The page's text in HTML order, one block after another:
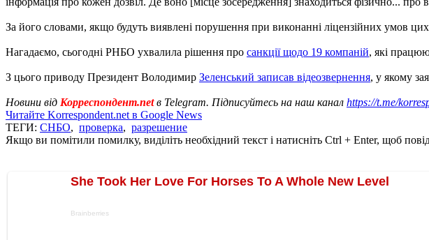
За його словами, якщо будуть виявлені порушення при виконанні ліцензійних умов
Нагадаємо, сьогодні РНБО ухвалила рішення про санкції щодо 19 компаній, які
З цього приводу Президент Володимир Зеленський записав відеозвернення, у якому
Новини від Корреспондент.netв Telegram. Підписуйтесь на наш канал https://t.me/
Читайте Korrespondent.net в Google News
ТЕГИ: СНБО, проверка, разрешение
Якщо ви помітили помилку, виділіть необхідний текст і натисніть Ctrl + Enter, щоб